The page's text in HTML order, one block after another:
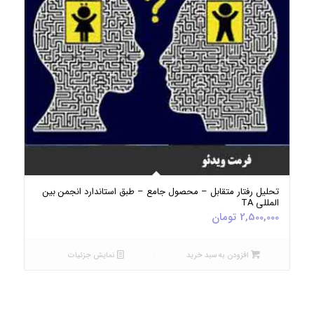
5.00
تحلیل رفتار متقابل – محصول جامع – طبق استاندارد انجمن بین
المللی TA
2,500,000 تومان
افزودن به سبد خرید نمایش جزئیات